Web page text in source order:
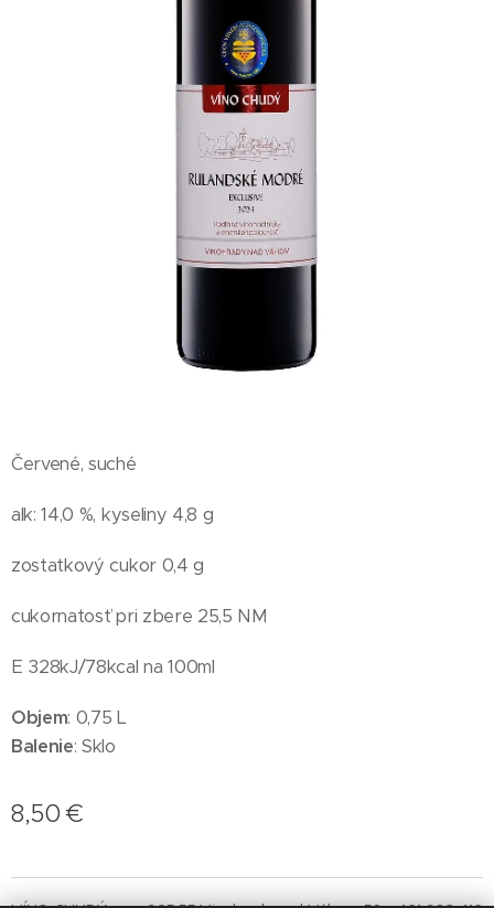
Červené, suché
alk: 14,0 %, kyseliny 4,8 g
zostatkový cukor 0,4 g
cukornatosť pri zbere 25,5 NM
E 328kJ/78kcal na 100ml
Objem: 0,75 L
Balenie: Sklo
8,50 €